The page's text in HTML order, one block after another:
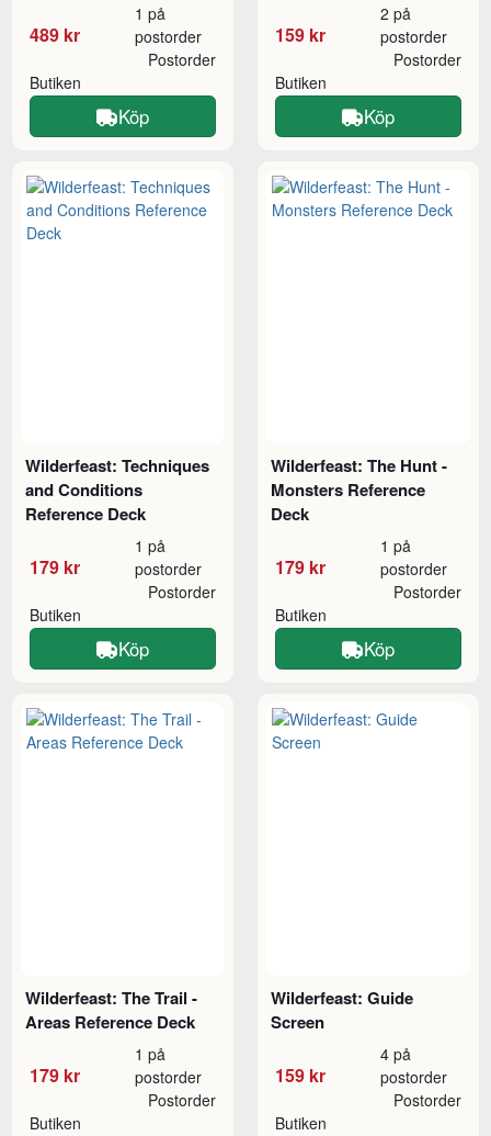
489 kr
1 på
postorder
Butiken
Postorder
Köp
159 kr
2 på
postorder
Butiken
Postorder
Köp
Wilderfeast: Techniques
and Conditions
Reference Deck
179 kr
1 på
postorder
Butiken
Postorder
Köp
Wilderfeast: The Hunt -
Monsters Reference
Deck
179 kr
1 på
postorder
Butiken
Postorder
Köp
Wilderfeast: The Trail -
Areas Reference Deck
179 kr
1 på
postorder
Butiken
Postorder
Wilderfeast: Guide
Screen
159 kr
4 på
postorder
Butiken
Postorder